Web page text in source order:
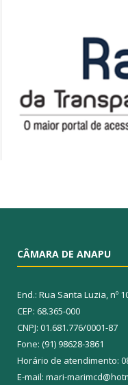
CÂMARA DE ANAPU
End.: Rua Santa Luzia, nº
CEP: 68.365-000
CNPJ: 01.681.776/0001-87
Fone: (91) 98628-3861
Horário de atendimento:
E-mail: mari-